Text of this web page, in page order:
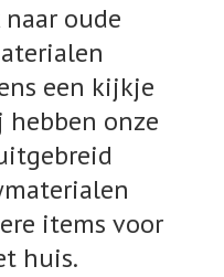
oude
een kijkje
hebben onze
items voor
huis.